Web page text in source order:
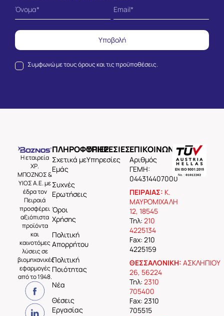
Συμφωνώ με τουςόρους και τις προϋποθέσεις.
Υποβολή
Η εταιρεία
ΧΡ.
ΜΠΟΖΝΟΣ &
ΥΙΟΣ Α.Ε. με
έδρα τον
Πειραιά
προσφέρει
αξιόπιστα
προϊόντα
και
καινοτόμες
λύσεις σε
βιομηχανικές
εφαρμογές
από το 1948.
ΠΛΗΡΟΦΟΡΙΕΣ
Σχετικά με
Εμάς
Συχνές
Ερωτήσεις
Όροι
Χρήσης
Πολιτική
Απορρήτου
Πολιτική
Ποιότητας
Νέα
Θέσεις
Εργασίας
ΥΠΗΡΕΣΙΕΣ
Υπηρεσίες
ΕΠΙΚΟΙΝΩΝΙΑ
Aριθμός
ΓΕΜΗ:
044314407000
ΠΕΙΡΑΙΑΣ: Κ.
ΜΑΥΡΟΜΙΧΑΛΗ
12, 18545
Τηλ: 210
4225134
Fax: 210
4225159
ΘΕΣΣΑΛΟΝΙΚΗ: ΑΣΚΛΗΠΙΟΥ
26, 56224
Τηλ: 2310
705400
Fax: 2310
705515